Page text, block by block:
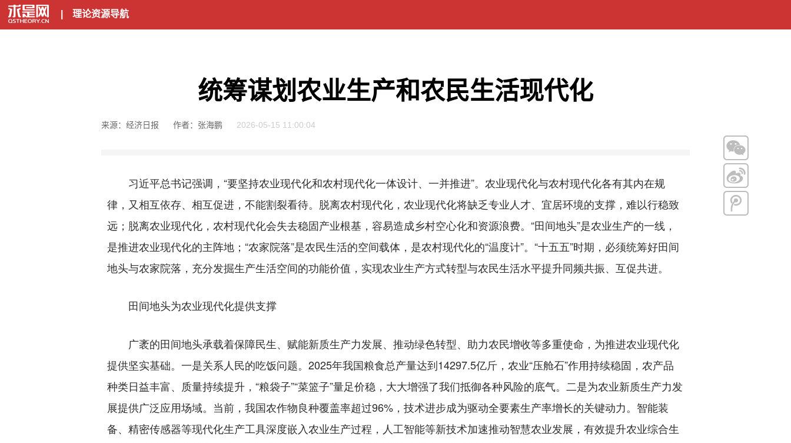
理论资源导航
统筹谋划农业生产和农民生活现代化
来源：经济日报 作者：张海鹏 2026-05-15 11:00:04
习近平总书记强调，“要坚持农业现代化和农村现代化一体设计、一并推进”。农业现代化与农村现代化各有其内在规
律，又相互依存、相互促进，不能割裂看待。脱离农村现代化，农业现代化将缺乏专业人才、宜居环境的支撑，难以行稳致
远；脱离农业现代化，农村现代化会失去稳固产业根基，容易造成乡村空心化和资源浪费。“田间地头”是农业生产的一线，
是推进农业现代化的主阵地；“农家院落”是农民生活的空间载体，是农村现代化的“温度计”。“十五五”时期，必须统筹好田间
地头与农家院落，充分发掘生产生活空间的功能价值，实现农业生产方式转型与农民生活水平提升同频共振、互促共进。
田间地头为农业现代化提供支撑
广袤的田间地头承载着保障民生、赋能新质生产力发展、推动绿色转型、助力农民增收等多重使命，为推进农业现代化
提供坚实基础。一是关系人民的吃饭问题。2025年我国粮食总产量达到14297.5亿斤，农业“压舱石”作用持续稳固，农产品
种类日益丰富、质量持续提升，“粮袋子”“菜篮子”量足价稳，大大增强了我们抵御各种风险的底气。二是为农业新质生产力发
展提供广泛应用场域。当前，我国农作物良种覆盖率超过96%，技术进步成为驱动全要素生产率增长的关键动力。智能装
备、精密传感器等现代化生产工具深度嵌入农业生产过程，人工智能等新技术加速推动智慧农业发展，有效提升农业综合生